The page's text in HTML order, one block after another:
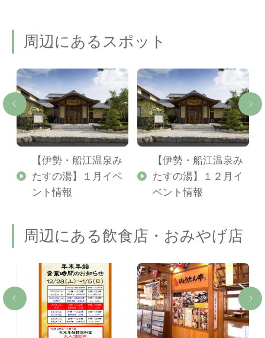
周辺にあるスポット
【伊勢・船江温泉み
たすの湯】１月イベ
ント情報
【伊勢・船江温泉み
たすの湯】１２月イ
ベント情報
周辺にある飲食店・おみやげ店